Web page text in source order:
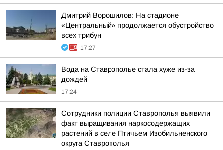
Дмитрий Ворошилов: На стадионе
«Центральный» продолжается обустройство
всех трибун
17:27
Вода на Ставрополье стала хуже из-за
дождей
17:24
Сотрудники полиции Ставрополья выявили
факт выращивания наркосодержащих
растений в селе Птичьем Изобильненского
округа Ставрополья